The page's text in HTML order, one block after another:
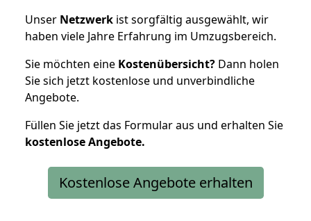
Unser Netzwerk ist sorgfältig ausgewählt, wir
haben viele Jahre Erfahrung im Umzugsbereich.
Sie möchten eine Kostenübersicht? Dann holen
Sie sich jetzt kostenlose und unverbindliche
Angebote.
Füllen Sie jetzt das Formular aus und erhalten Sie
kostenloseAngebote.
Kostenlose Angebote erhalten